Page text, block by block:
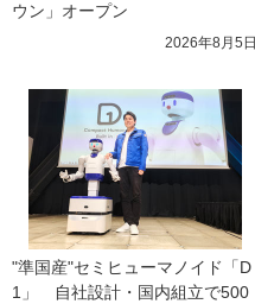
ウン」オープン
2026年8月5日
"準国産"セミヒューマノイド「D
1」　自社設計・国内組立で500